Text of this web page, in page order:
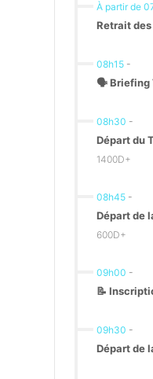
À partir de
Retrait
08h15 -
🗣 Briefing
08h30 -
Départ du
1400D+
08h45 -
Départ de
600D+
09h00 -
📝
09h30 -
Départ de